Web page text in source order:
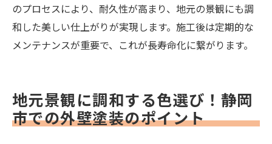
のプロセスにより、耐久性が高まり、地元の景観にも調
和した美しい仕上がりが実現します。施工後は定期的な
メンテナンスが重要で、これが長寿命化に繋がります。
地元景観に調和する色選び！静岡
市での外壁塗装のポイント